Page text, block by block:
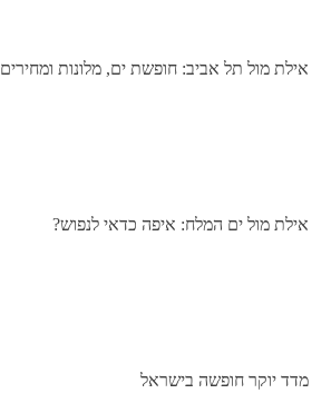
אילת מול תל אביב: חופשת ים, מלונות ומחירים
אילת מול ים המלח: איפה כדאי לנפוש?
מדד יוקר חופשה בישראל